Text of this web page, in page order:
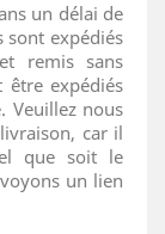
un délai de
sont expédiés
remis sans
être expédiés
Veuillez nous
car il
que soit le
un lien